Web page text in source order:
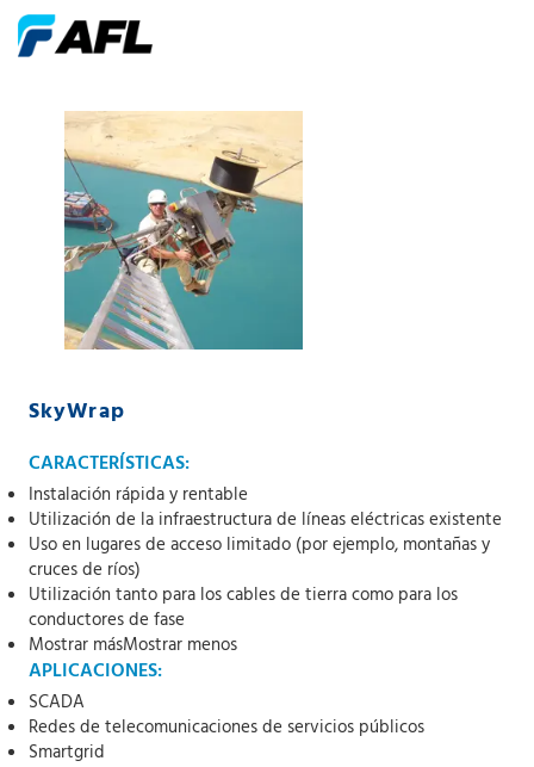
SkyWrap
CARACTERÍSTICAS:
Instalación rápida y rentable
Utilización de la infraestructura de líneas eléctricas existente
Uso en lugares de acceso limitado (por ejemplo, montañas y
cruces de ríos)
Utilización tanto para los cables de tierra como para los
conductores de fase
Mostrar másMostrar menos
APLICACIONES:
SCADA
Redes de telecomunicaciones de servicios públicos
Smartgrid